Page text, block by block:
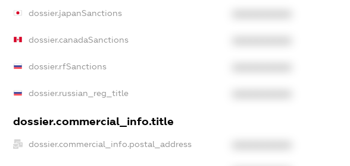
dossier.japanSanctions
dossier.canadaSanctions
dossier.rfSanctions
dossier.russian_reg_title
dossier.commercial_info.title
dossier.commercial_info.postal_address